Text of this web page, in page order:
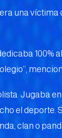
una
100%
Jugaba
el deporte.
clan o